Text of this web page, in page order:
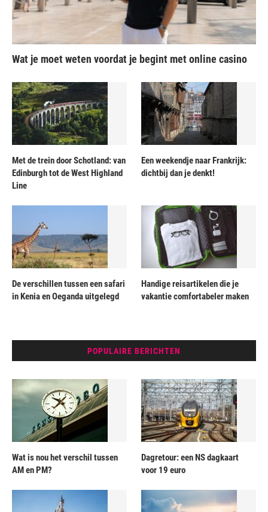
Wat je moet weten voordat je begint met online casino
Met de trein door Schotland: van
Edinburgh tot de West Highland
Line
Een weekendje naar Frankrijk:
dichtbij dan je denkt!
De verschillen tussen een safari
in Kenia en Oeganda uitgelegd
Handige reisartikelen die je
vakantie comfortabeler maken
POPULAIRE BERICHTEN
Wat is nou het verschil tussen
AM en PM?
Dagretour: een NS dagkaart
voor 19 euro